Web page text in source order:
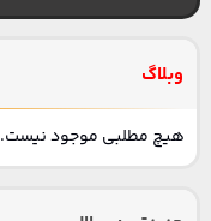
وبلاگ
هیچ مطلبی موجود نیست.